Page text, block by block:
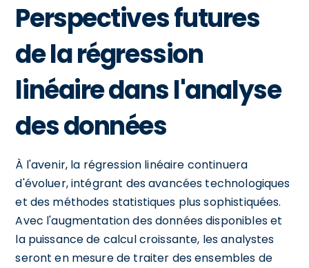
Perspectives futures
de la régression
linéaire dans l'analyse
des données
À l'avenir, la régression linéaire continuera
d'évoluer, intégrant des avancées technologiques
et des méthodes statistiques plus sophistiquées.
Avec l'augmentation des données disponibles et
la puissance de calcul croissante, les analystes
seront en mesure de traiter des ensembles de